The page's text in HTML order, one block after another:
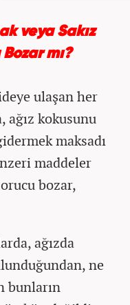
veya Sakız
mı?
ulaşan her
ağız kokusunu
maksadı
maddeler
bozar,
ağızda
ne
bunların